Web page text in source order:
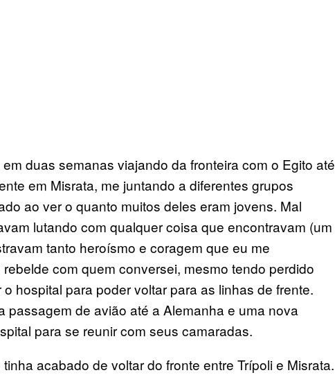
duas semanas viajando da fronteira com o Egito até
em Misrata, me juntando a diferentes grupos
ao ver o quanto muitos deles eram jovens. Mal
lutando com qualquer coisa que encontravam (um
tanto heroísmo e coragem que eu me
com quem conversei, mesmo tendo perdido
hospital para poder voltar para as linhas de frente.
passagem de avião até a Alemanha e uma nova
para se reunir com seus camaradas.
acabado de voltar do fronte entre Trípoli e Misrata.